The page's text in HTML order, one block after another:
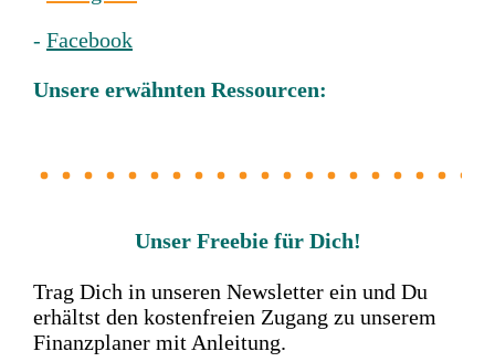
- Facebook
Unsere erwähnten Ressourcen:
Unser Freebie für Dich!
Trag Dich in unseren Newsletter ein und Du
erhältst den kostenfreien Zugang zu unserem
Finanzplaner mit Anleitung.